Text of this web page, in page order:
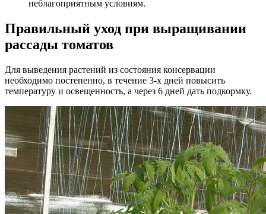
неблагоприятным условиям.
Правильный уход при выращивании
рассады томатов
Для выведения растений из состояния консервации
необходимо постепенно, в течение 3-х дней повысить
температуру и освещенность, а через 6 дней дать подкормку.